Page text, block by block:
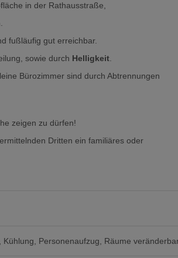
in der Rathausstraße,
fußläufig gut erreichbar.
sowie durch Helligkeit.
Bürozimmer sind durch Abtrennungen
zeigen zu dürfen!
Dritten ein familiäres oder
Kühlung Personenaufzug Räume